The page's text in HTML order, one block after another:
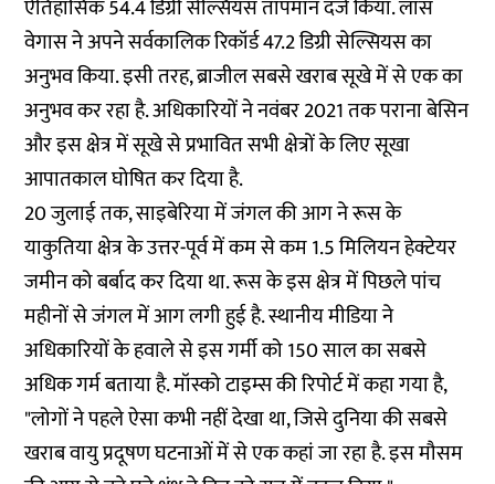
ऐतिहासिक 54.4 डिग्री सेल्सियस तापमान दर्ज किया. लास
वेगास ने अपने सर्वकालिक रिकॉर्ड 47.2 डिग्री सेल्सियस का
अनुभव किया. इसी तरह, ब्राजील सबसे खराब सूखे में से एक का
अनुभव कर रहा है. अधिकारियों ने नवंबर 2021 तक पराना बेसिन
और इस क्षेत्र में सूखे से प्रभावित सभी क्षेत्रों के लिए सूखा
आपातकाल घोषित कर दिया है.
20 जुलाई तक, साइबेरिया में जंगल की आग ने रूस के
याकुतिया क्षेत्र के उत्तर-पूर्व में कम से कम 1.5 मिलियन हेक्टेयर
जमीन को बर्बाद कर दिया था. रूस के इस क्षेत्र में पिछले पांच
महीनों से जंगल में आग लगी हुई है. स्थानीय मीडिया ने
अधिकारियों के हवाले से इस गर्मी को 150 साल का सबसे
अधिक गर्म बताया है. मॉस्को टाइम्स की रिपोर्ट में कहा गया है,
"लोगों ने पहले ऐसा कभी नहीं देखा था, जिसे दुनिया की सबसे
खराब वायु प्रदूषण घटनाओं में से एक कहां जा रहा है. इस मौसम